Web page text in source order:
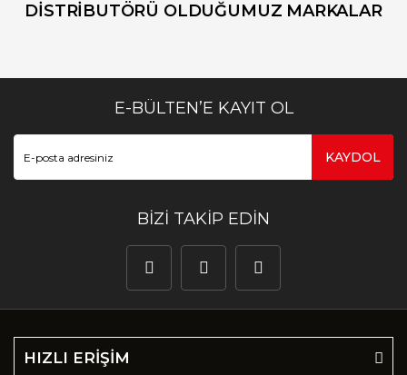
DİSTRİBUTÖRÜ OLDUĞUMUZ MARKALAR
E-BÜLTEN’E KAYIT OL
KAYDOL
BİZİ TAKİP EDİN
HIZLI ERİŞİM